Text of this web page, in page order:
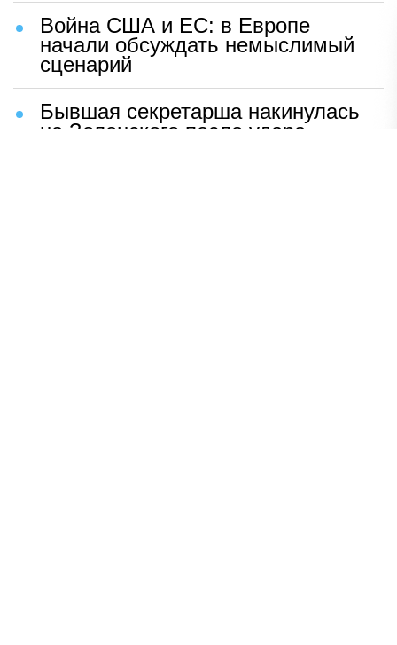
Война США и ЕС: в Европе
начали обсуждать немыслимый
сценарий
Бывшая секретарша накинулась
на Зеленского после удара